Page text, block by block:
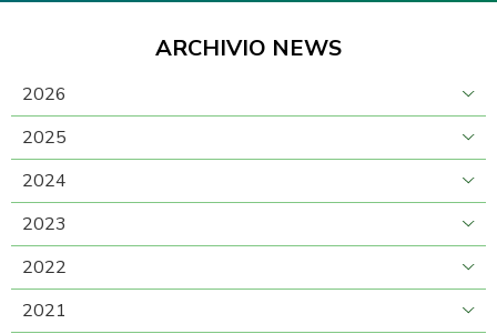
ARCHIVIO NEWS
2026
2025
2024
2023
2022
2021